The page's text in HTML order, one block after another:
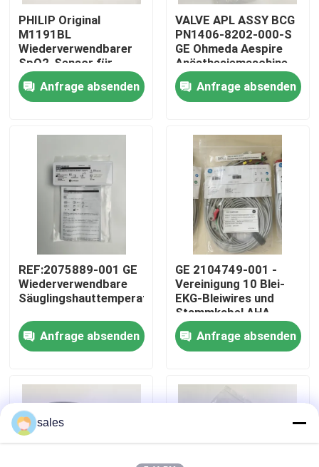
Zu Hause
Produkte
Über uns
Werksbesichtigung
Qualitätskontrolle
Kontakt mit uns
Teile für Patientenmonitore
PHILIP Original
M1191BL
Wiederverwendbarer
SpO2-Sensor für
Erwachsene (3m)
REF:989803144381
Anfrage absenden
VALVE APL ASSY BCG
PN1406-8202-000-S
GE Ohmeda Aespire
Anästhesiemaschine
Aestiva Modell APL-
Ventil, ohne
Basisversion
Anfrage absenden
REF:2075889-001 GE
Wiederverwendbare
Säuglingshauttemperatursonde
Anfrage absenden
GE 2104749-001 -
Vereinigung 10 Blei-
EKG-Bleiwires und
Stammkabel,AHA
Anfrage absenden
sales